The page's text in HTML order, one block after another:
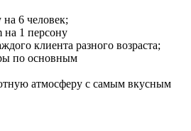
6 человек;
на 1 персону
клиента разного возраста;
по основным
атмосферу с самым вкусным